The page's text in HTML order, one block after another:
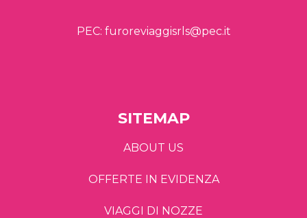
PEC: furoreviaggisrls@pec.it
SITEMAP
ABOUT US
OFFERTE IN EVIDENZA
VIAGGI DI NOZZE